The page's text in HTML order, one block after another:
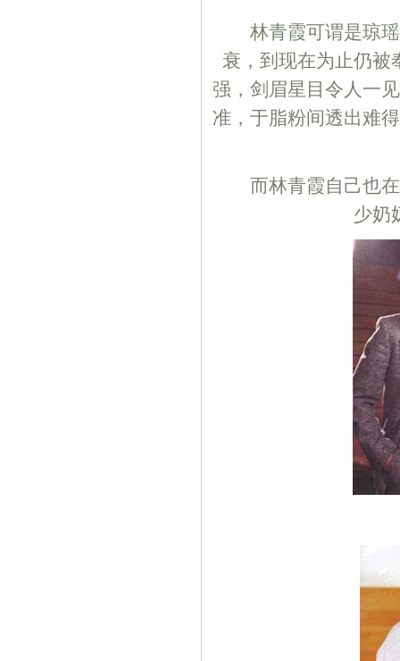
林青霞可谓是琼瑶
衰，到现在为止仍被
强，剑眉星目令人一
准，于脂粉间透出难
而林青霞自己也在
少奶